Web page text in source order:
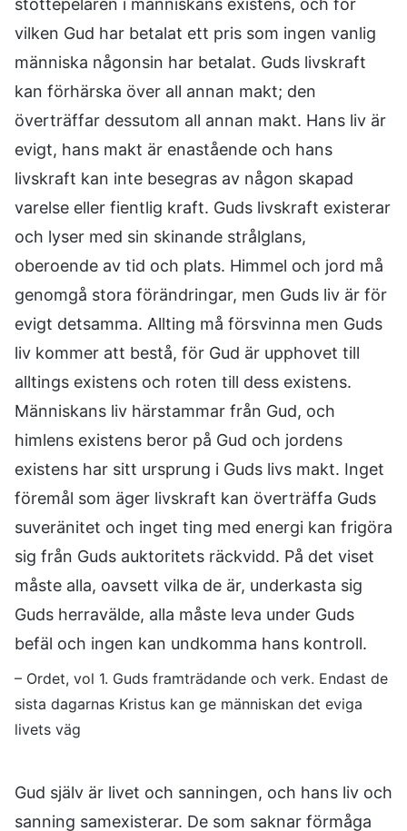
stöttepelaren i människans existens, och för
vilken Gud har betalat ett pris som ingen vanlig
människa någonsin har betalat. Guds livskraft
kan förhärska över all annan makt; den
överträffar dessutom all annan makt. Hans liv är
evigt, hans makt är enastående och hans
livskraft kan inte besegras av någon skapad
varelse eller fientlig kraft. Guds livskraft existerar
och lyser med sin skinande strålglans,
oberoende av tid och plats. Himmel och jord må
genomgå stora förändringar, men Guds liv är för
evigt detsamma. Allting må försvinna men Guds
liv kommer att bestå, för Gud är upphovet till
alltings existens och roten till dess existens.
Människans liv härstammar från Gud, och
himlens existens beror på Gud och jordens
existens har sitt ursprung i Guds livs makt. Inget
föremål som äger livskraft kan överträffa Guds
suveränitet och inget ting med energi kan frigöra
sig från Guds auktoritets räckvidd. På det viset
måste alla, oavsett vilka de är, underkasta sig
Guds herravälde, alla måste leva under Guds
befäl och ingen kan undkomma hans kontroll.
– Ordet, vol 1. Guds framträdande och verk. Endast de
sista dagarnas Kristus kan ge människan det eviga
livets väg
Gud själv är livet och sanningen, och hans liv och
sanning samexisterar. De som saknar förmåga